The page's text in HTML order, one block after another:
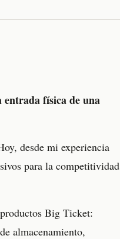
entrada física de una
desde mi experiencia
para la competitividad
Big Ticket:
almacenamiento,